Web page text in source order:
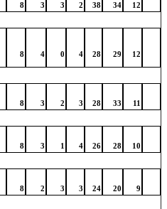
8 3 3 2 38 34 12
8 4 0 4 28 29 12
8 3 2 3 28 33 11
8 3 1 4 26 28 10
8 2 3 3 24 20 9